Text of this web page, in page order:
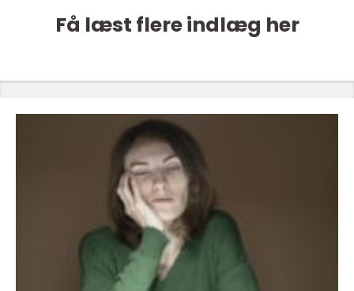
Få læst flere indlæg her